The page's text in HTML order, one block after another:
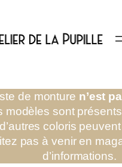
de monture n’est
modèles sont
d’autres coloris
pas à venir en
d’informations.